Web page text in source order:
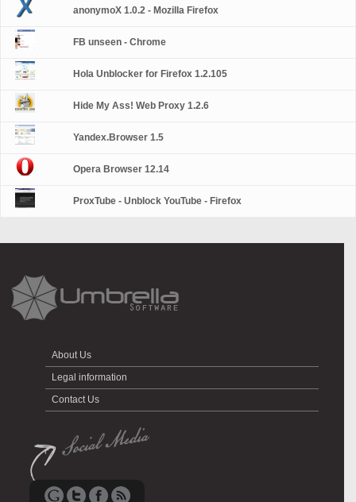
anonymoX 1.0.2 - Mozilla Firefox
FB unseen - Chrome
Hola Unblocker for Firefox 1.2.105
Hide My Ass! Web Proxy 1.2.6
Yandex.Browser 1.5
Opera Browser 12.14
ProxTube - Unblock YouTube - Firefox
About Us
Legal information
Contact Us